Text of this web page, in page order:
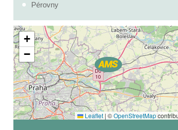
Pérovny
+
−
Leaflet | ©OpenStreetMap